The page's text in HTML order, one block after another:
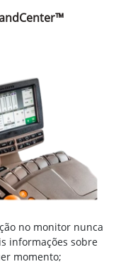
no monitor nunca
informações sobre
momento;